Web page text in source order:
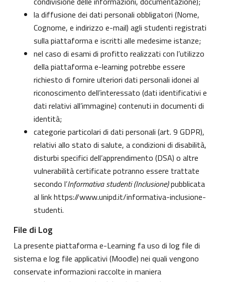
la diffusione dei dati personali obbligatori (Nome,
Cognome, e indirizzo e-mail) agli studenti registrati
sulla piattaforma e iscritti alle medesime istanze;
nel caso di esami di profitto realizzati con l’utilizzo
della piattaforma e-learning potrebbe essere
richiesto di fornire ulteriori dati personali idonei al
riconoscimento dell’interessato (dati identificativi e
dati relativi all’immagine) contenuti in documenti di
identità;
categorie particolari di dati personali (art. 9 GDPR),
relativi allo stato di salute, a condizioni di disabilità,
disturbi specifici dell’apprendimento (DSA) o altre
vulnerabilità certificate potranno essere trattate
secondo l’Informativa studenti (Inclusione)pubblicata
al linkhttps://www.unipd.it/informativa-inclusione-
studenti.
File di Log
La presente piattaforma e-Learning fa uso di log file di
sistema e log file applicativi (Moodle) nei quali vengono
conservate informazioni raccolte in maniera